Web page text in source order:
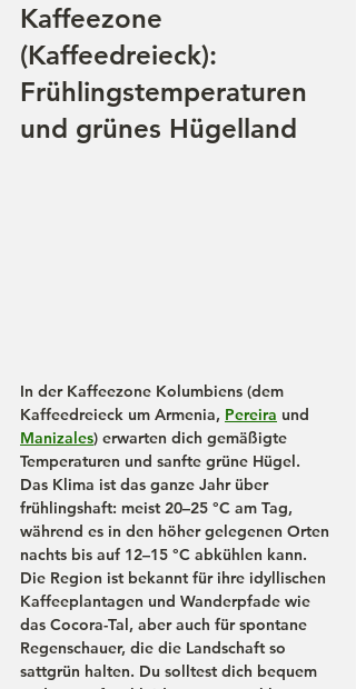
Kaffeezone
(Kaffeedreieck):
Frühlingstemperaturen
und grünes Hügelland
In der Kaffeezone Kolumbiens (dem
Kaffeedreieck um Armenia, Pereira und
Manizales) erwarten dich gemäßigte
Temperaturen und sanfte grüne Hügel.
Das Klima ist das ganze Jahr über
frühlingshaft: meist 20–25 °C am Tag,
während es in den höher gelegenen Orten
nachts bis auf 12–15 °C abkühlen kann.
Die Region ist bekannt für ihre idyllischen
Kaffeeplantagen und Wanderpfade wie
das Cocora-Tal, aber auch für spontane
Regenschauer, die die Landschaft so
sattgrün halten. Du solltest dich bequem